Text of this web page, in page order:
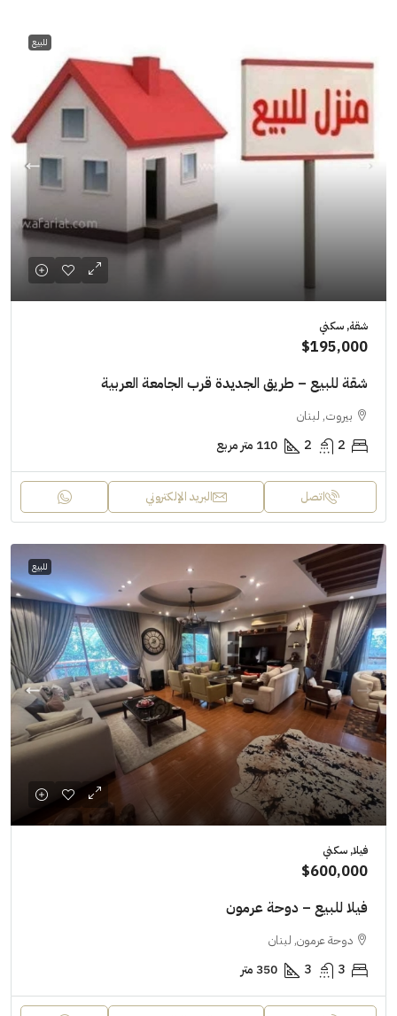
للبيع
شقة, سكني
$195,000
شقة للبيع – طريق الجديدة قرب الجامعة العربية
بيروت, لبنان
2
2 110 متر مربع
اتصل البريد الإلكتروني
للبيع
فيلا, سكني
$600,000
فيلا للبيع – دوحة عرمون
دوحة عرمون, لبنان
3
3 350 متر